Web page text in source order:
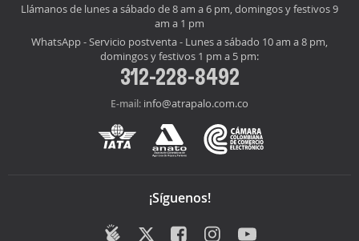
Llámanos de lunes a sábado de 8 am a 6 pm, domingos y festivos 9
am a 1 pm
WhatsApp - Servicio postventa - Lunes a sábado 10 am a 8 pm,
domingos y festivos 1 pm a 5 pm:
312-228-8492
E-mail: info@atrapalo.com.co
¡Síguenos!